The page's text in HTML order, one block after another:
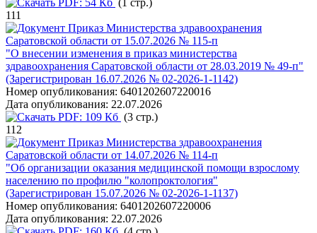
PDF: 54 Кб (1 стр.)
111
Приказ Министерства здравоохранения
Саратовской области от 15.07.2026 № 115-п
"О внесении изменения в приказ министерства
здравоохранения Саратовской области от 28.03.2019 № 49-п"
(Зарегистрирован 16.07.2026 № 02-2026-1-1142)
Номер опубликования: 6401202607220016
Дата опубликования: 22.07.2026
PDF: 109 Кб (3 стр.)
112
Приказ Министерства здравоохранения
Саратовской области от 14.07.2026 № 114-п
"Об организации оказания медицинской помощи взрослому
населению по профилю "колопроктология"
(Зарегистрирован 15.07.2026 № 02-2026-1-1137)
Номер опубликования: 6401202607220006
Дата опубликования: 22.07.2026